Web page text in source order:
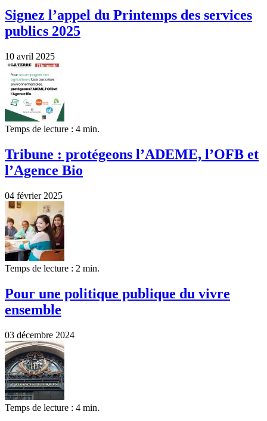
Signez l’appel du Printemps des services
publics 2025
10 avril 2025
Temps de lecture : 4 min.
Tribune : protégeons l’ADEME, l’OFB et
l’Agence Bio
04 février 2025
Temps de lecture : 2 min.
Pour une politique publique du vivre
ensemble
03 décembre 2024
Temps de lecture : 4 min.